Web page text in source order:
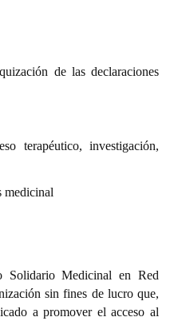
de las declaraciones
terapéutico, investigación,
medicinal
Medicinal en Red
sin fines de lucro que,
a promover el acceso al